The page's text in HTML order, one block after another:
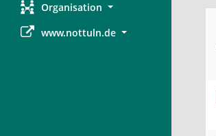
Organisation
www.nottuln.de